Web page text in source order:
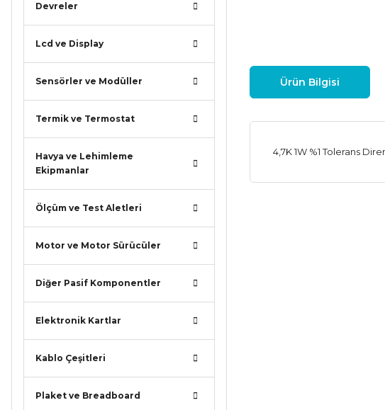
Devreler
Lcd ve Display
Sensörler ve Modüller
Termik ve Termostat
Havya ve Lehimleme
Ekipmanlar
Ölçüm ve Test Aletleri
Motor ve Motor Sürücüler
Diğer Pasif Komponentler
Elektronik Kartlar
Kablo Çeşitleri
Plaket ve Breadboard
Ürün Bilgisi
4,7K 1W %1 Tolerans